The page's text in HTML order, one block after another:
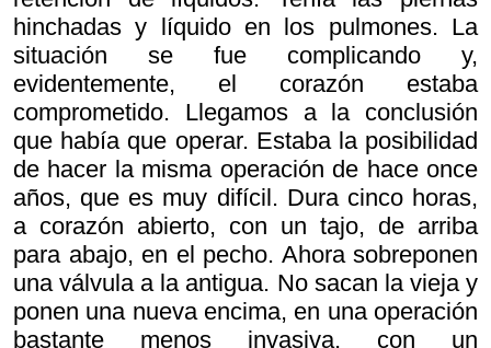
hinchadas y líquido en los pulmones. La
situación se fue complicando y,
evidentemente, el corazón estaba
comprometido. Llegamos a la conclusión
que había que operar. Estaba la posibilidad
de hacer la misma operación de hace once
años, que es muy difícil. Dura cinco horas,
a corazón abierto, con un tajo, de arriba
para abajo, en el pecho. Ahora sobreponen
una válvula a la antigua. No sacan la vieja y
ponen una nueva encima, en una operación
bastante menos invasiva, con un